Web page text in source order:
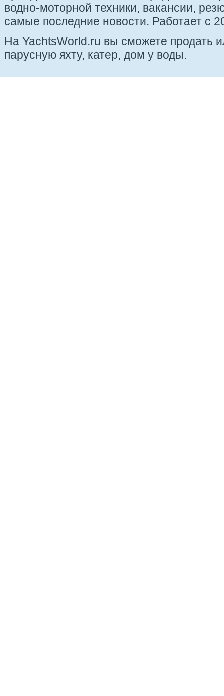
водно-моторной техники, вакансии,
самые последние новости. Работает с
На YachtsWorld.ru вы сможете продать
парусную яхту, катер, дом у воды.